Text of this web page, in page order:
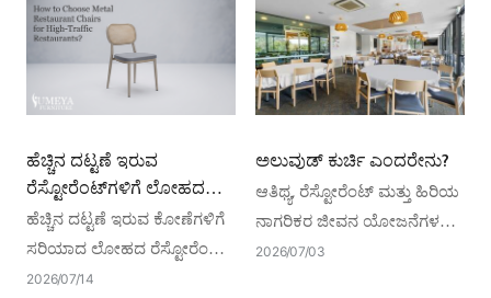
ಪೂರೈಕೆದಾರರು, ಬೆಲೆ ನಿಗದಿ, ಸಾಗಣೆ
ಮತ್ತು ಕಸ್ಟಮ್‌ಗಳನ್ನು ಒಳಗೊಂಡಿದೆ.
ಹೆಚ್ಚಿನ ದಟ್ಟಣೆ ಇರುವ
ರೆಸ್ಟೋರೆಂಟ್‌ಗಳಿಗೆ ಲೋಹದ
ರೆಸ್ಟೋರೆಂಟ್ ಕುರ್ಚಿಗಳನ್ನು ಹೇಗೆ
ಆರಿಸುವುದು?
ಹೆಚ್ಚಿನ ದಟ್ಟಣೆ ಇರುವ ಕೋಣೆಗಳಿಗೆ
ಸರಿಯಾದ ಲೋಹದ ರೆಸ್ಟೋರೆಂಟ್
ಕುರ್ಚಿಗಳನ್ನು ಹೇಗೆ ಆಯ್ಕೆ
20260714
ಅಲುವುಡ್ ಕುರ್ಚಿ ಎಂದರೇನು?
ಆತಿಥ್ಯ, ರೆಸ್ಟೋರೆಂಟ್ ಮತ್ತು ಹಿರಿಯ
ನಾಗರಿಕರ ಜೀವನ ಯೋಜನೆಗಳಲ್ಲಿ
ಸಾಂಪ್ರದಾಯಿಕ ಘನ ಮರದ
20260703